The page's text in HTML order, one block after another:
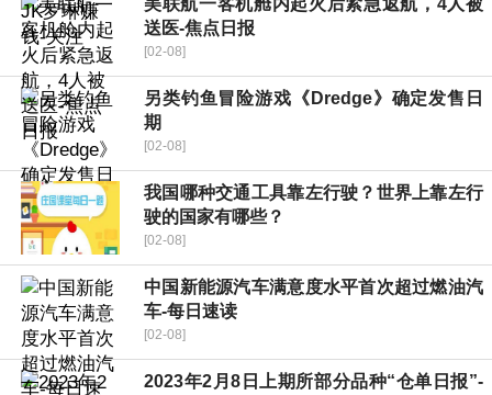
美联航一客机舱内起火后紧急返航，4人被
送医-焦点日报
[02-08]
另类钓鱼冒险游戏《Dredge》确定发售日
期
[02-08]
我国哪种交通工具靠左行驶？世界上靠左行
驶的国家有哪些？
[02-08]
中国新能源汽车满意度水平首次超过燃油汽
车-每日速读
[02-08]
2023年2月8日上期所部分品种“仓单日报”-